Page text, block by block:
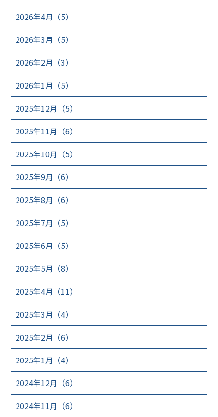
2026年4月（5）
2026年3月（5）
2026年2月（3）
2026年1月（5）
2025年12月（5）
2025年11月（6）
2025年10月（5）
2025年9月（6）
2025年8月（6）
2025年7月（5）
2025年6月（5）
2025年5月（8）
2025年4月（11）
2025年3月（4）
2025年2月（6）
2025年1月（4）
2024年12月（6）
2024年11月（6）